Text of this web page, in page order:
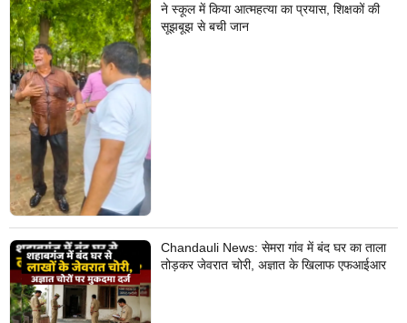
ने स्कूल में किया आत्महत्या का प्रयास, शिक्षकों की
सूझबूझ से बची जान
Chandauli News: सेमरा गांव में बंद घर का ताला
तोड़कर जेवरात चोरी, अज्ञात के खिलाफ एफआईआर